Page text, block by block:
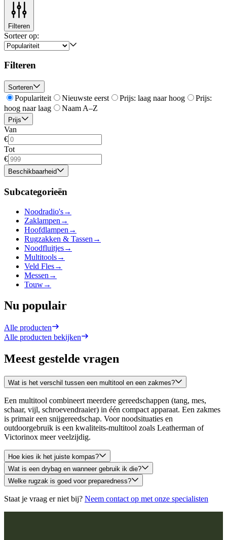
Filteren
Sorteer op:
Filteren
Sorteren
Populariteit Nieuwste eerst Prijs: laag naar hoog
Prijs:
hoog naar laag
Naam A–Z
Prijs
Van
€
Tot
€
Beschikbaarheid
Subcategorieën
Noodradio's→
Zaklampen →
Hoofdlampen →
Rugzakken & Tassen →
Noodfluitjes→
Multitools→
Veld Fles→
Messen →
Touw→
Nu populair
Alle producten
Alle producten bekijken
Meest gestelde vragen
Wat is het verschil tussen een multitool en een zakmes?
Een multitool combineert meerdere gereedschappen (tang, mes,
schaar, vijl, schroevendraaier) in één compact apparaat. Een zakmes
is primair een snijgereedschap. Voor noodsituaties en
outdoorgebruik is een kwaliteits-multitool zoals Leatherman of
Victorinox meer veelzijdig.
Hoe kies ik het juiste kompas?
Wat is een drybag en wanneer gebruik ik die?
Welke rugzak is goed voor preparedness?
Staat je vraag er niet bij? Neem contact op met onze specialisten